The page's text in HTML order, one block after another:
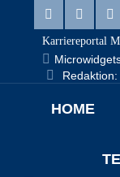
Linkedin
page
opens
in
page
opens
in
X
Karriereportal
HOME